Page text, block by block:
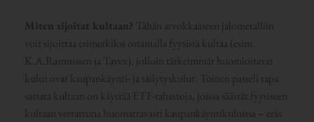
Miten sijoitat kultaan? Tähän arvokkaaseen jalometalliin
voit sijoittaa esimerkiksi ostamalla fyysistä kultaa (esim.
K.A.Rasmussen ja Tavex), jolloin tärkeimmät huomioitavat
kulut ovat kaupankäynti- ja säilytyskulut. Toinen passeli tapa
satsata kultaan on käyttää ETF-rahastoja, joissa säästät fyysiseen
kultaan verrattuna huomattavasti kaupankäyntikuluissa – eräs